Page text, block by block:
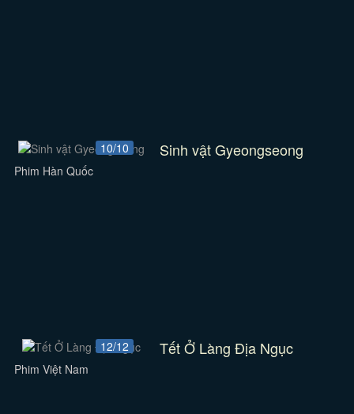
10/10 Sinh vật Gyeongseong
Phim Hàn Quốc
12/12 Tết Ở Làng Địa Ngục
Phim Việt Nam